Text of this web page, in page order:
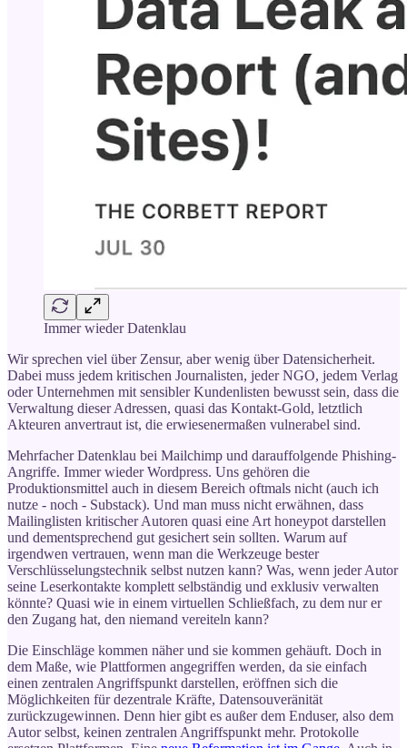
Immer wieder Datenklau
Wir sprechen viel über Zensur, aber wenig über Datensicherheit.
Dabei muss jedem kritischen Journalisten, jeder NGO, jedem Verlag
oder Unternehmen mit sensibler Kundenlisten bewusst sein, dass die
Verwaltung dieser Adressen, quasi das Kontakt-Gold, letztlich
Akteuren anvertraut ist, die erwiesenermaßen vulnerabel sind.
Mehrfacher Datenklau bei Mailchimp und darauffolgende Phishing-
Angriffe. Immer wieder Wordpress. Uns gehören die
Produktionsmittel auch in diesem Bereich oftmals nicht (auch ich
nutze - noch - Substack). Und man muss nicht erwähnen, dass
Mailinglisten kritischer Autoren quasi eine Art honeypot darstellen
und dementsprechend gut gesichert sein sollten. Warum auf
irgendwen vertrauen, wenn man die Werkzeuge bester
Verschlüsselungstechnik selbst nutzen kann? Was, wenn jeder Autor
seine Leserkontakte komplett selbständig und exklusiv verwalten
könnte? Quasi wie in einem virtuellen Schließfach, zu dem nur er
den Zugang hat, den niemand vereiteln kann?
Die Einschläge kommen näher und sie kommen gehäuft. Doch in
dem Maße, wie Plattformen angegriffen werden, da sie einfach
einen zentralen Angriffspunkt darstellen, eröffnen sich die
Möglichkeiten für dezentrale Kräfte, Datensouveränität
zurückzugewinnen. Denn hier gibt es außer dem Enduser, also dem
Autor selbst, keinen zentralen Angriffspunkt mehr. Protokolle